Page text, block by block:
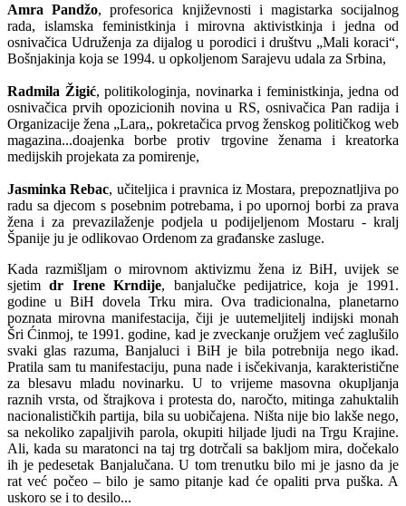
Amra Pandžo, profesorica književnosti i magistarka socijalnog
rada, islamska feministkinja i mirovna aktivistkinja i jedna od
osnivačica Udruženja za dijalog u porodici i društvu „Mali koraci“,
Bošnjakinja koja se 1994. u opkoljenom Sarajevu udala za Srbina,
Radmila Žigić, politikologinja, novinarka i feministkinja, jedna od
osnivačica prvih opozicionih novina u RS, osnivačica Pan radija i
Organizacije žena „Lara,, pokretačica prvog ženskog političkog web
magazina...doajenka borbe protiv trgovine ženama i kreatorka
medijskih projekata za pomirenje,
Jasminka Rebac, učiteljica i pravnica iz Mostara, prepoznatljiva po
radu sa djecom s posebnim potrebama, i po upornoj borbi za prava
žena i za prevazilaženje podjela u podijeljenom Mostaru - kralj
Španije ju je odlikovao Ordenom za građanske zasluge.
Kada razmišljam o mirovnom aktivizmu žena iz BiH, uvijek se
sjetimdr Irene Krndije, banjalučke pedijatrice, koja je 1991.
godine u BiH dovela Trku mira. Ova tradicionalna, planetarno
poznata mirovna manifestacija, čiji je uutemeljitelj indijski monah
Šri Ćinmoj, te 1991. godine, kad je zveckanje oružjem već zaglušilo
svaki glas razuma, Banjaluci i BiH je bila potrebnija nego ikad.
Pratila sam tu manifestaciju, puna nade i isčekivanja, karakteristične
za blesavu mladu novinarku. U to vrijeme masovna okupljanja
raznih vrsta, od štrajkova i protesta do, naročto, mitinga zahuktalih
nacionalističkih partija, bila su uobičajena. Ništa nije bio lakše nego,
sa nekoliko zapaljivih parola, okupiti hiljade ljudi na Trgu Krajine.
Ali, kada su maratonci na taj trg dotrčali sa bakljom mira, dočekalo
ih je pedesetak Banjalučana. U tom trenutku bilo mi je jasno da je
rat već počeo – bilo je samo pitanje kad će opaliti prva puška. A
uskoro se i to desilo...